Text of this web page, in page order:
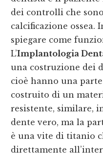
dei controlli che
calcificazione ossea.
spiegare come
L’Implantologia
una costruzione dei
cioè hanno una
costruito di un
resistente, similare,
dente vero, ma la
è una vite di titanio
direttamente